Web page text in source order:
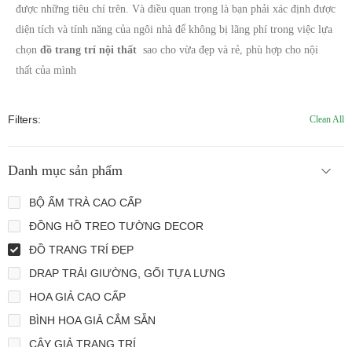
được những tiêu chí trên. Và điều quan trọng là bạn phải xác định được
diện tích và tính năng của ngôi nhà để không bị lãng phí trong việc lựa
chọn đồ trang trí nội thất sao cho vừa đẹp và rẻ, phù hợp cho nội
thất của mình
Filters: Clean All
Danh mục sản phẩm
BỘ ẤM TRÀ CAO CẤP
ĐỒNG HỒ TREO TƯỜNG DECOR
ĐỒ TRANG TRÍ ĐẸP
DRAP TRẢI GIƯỜNG, GỐI TỰA LƯNG
HOA GIẢ CAO CẤP
BÌNH HOA GIẢ CẮM SẴN
CÂY GIẢ TRANG TRÍ